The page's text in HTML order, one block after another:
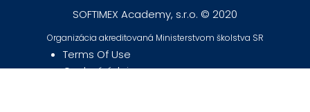
SOFTIMEX Academy, s.r.o. © 2020
Organizácia akreditovaná Ministerstvom školstva SR
Terms Of Use
Osobné údaje